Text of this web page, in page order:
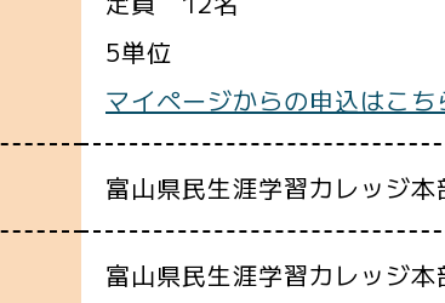
5単位
マイページからの申込はこち
富山県民生涯学習カレッジ本
富山県民生涯学習カレッジ本